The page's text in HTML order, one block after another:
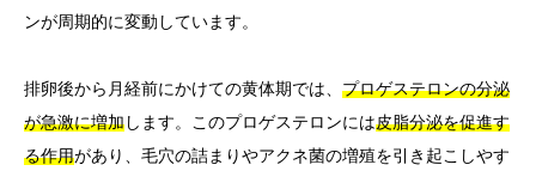
ンが周期的に変動しています。
排卵後から月経前にかけての黄体期では、 プロゲステロンの分泌
が急激に増加します。このプロゲステロンには皮脂分泌を促進す
る作用があり、毛穴の詰まりやアクネ菌の増殖を引き起こしやす